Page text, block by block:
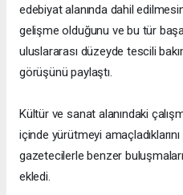
edebiyat alanında dahil
gelişme olduğunu ve bu tür
uluslararası düzeyde tescili
görüşünü paylaştı.
Kültür ve sanat alanındaki
içinde yürütmeyi
gazetecilerle benzer
ekledi.